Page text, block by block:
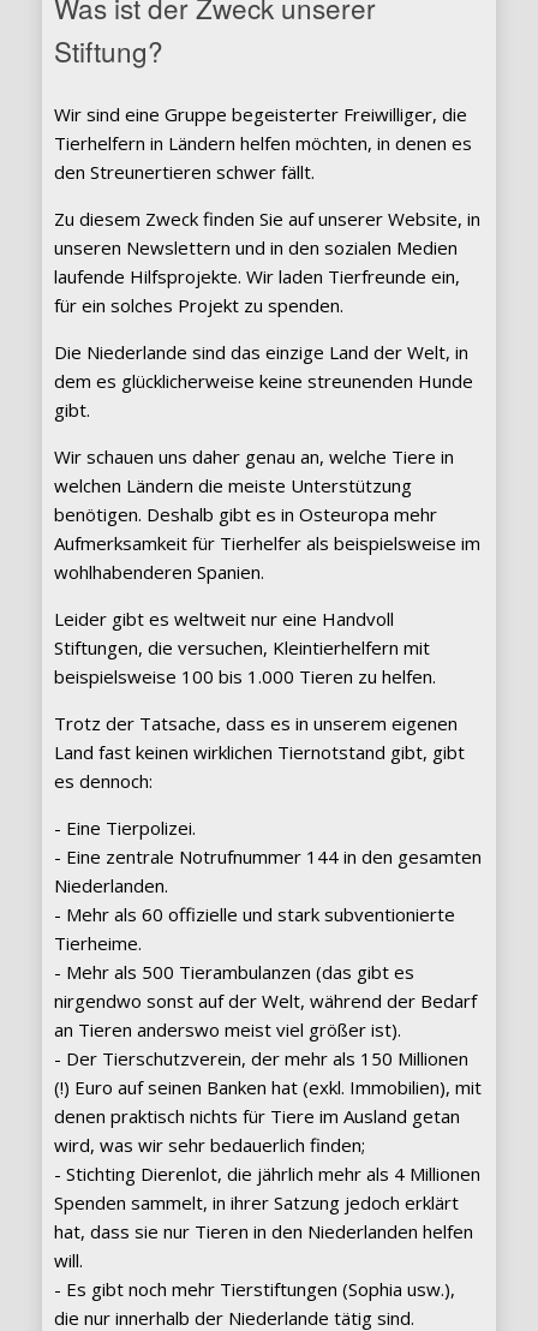
Stiftung?
Wir sind eine Gruppe begeisterter Freiwilliger, die
Tierhelfern in Ländern helfen möchten, in denen es
den Streunertieren schwer fällt.
Zu diesem Zweck finden Sie auf unserer Website, in
unseren Newslettern und in den sozialen Medien
laufende Hilfsprojekte. Wir laden Tierfreunde ein,
für ein solches Projekt zu spenden.
Die Niederlande sind das einzige Land der Welt, in
dem es glücklicherweise keine streunenden Hunde
gibt.
Wir schauen uns daher genau an, welche Tiere in
welchen Ländern die meiste Unterstützung
benötigen. Deshalb gibt es in Osteuropa mehr
Aufmerksamkeit für Tierhelfer als beispielsweise im
wohlhabenderen Spanien.
Leider gibt es weltweit nur eine Handvoll
Stiftungen, die versuchen, Kleintierhelfern mit
beispielsweise 100 bis 1.000 Tieren zu helfen.
Trotz der Tatsache, dass es in unserem eigenen
Land fast keinen wirklichen Tiernotstand gibt, gibt
es dennoch:
- Eine Tierpolizei.
- Eine zentrale Notrufnummer 144 in den gesamten
Niederlanden.
- Mehr als 60 offizielle und stark subventionierte
Tierheime.
- Mehr als 500 Tierambulanzen (das gibt es
nirgendwo sonst auf der Welt, während der Bedarf
an Tieren anderswo meist viel größer ist).
- Der Tierschutzverein, der mehr als 150 Millionen
(!) Euro auf seinen Banken hat (exkl. Immobilien), mit
denen praktisch nichts für Tiere im Ausland getan
wird, was wir sehr bedauerlich finden;
- Stichting Dierenlot, die jährlich mehr als 4 Millionen
Spenden sammelt, in ihrer Satzung jedoch erklärt
hat, dass sie nur Tieren in den Niederlanden helfen
will.
- Es gibt noch mehr Tierstiftungen (Sophia usw.),
die nur innerhalb der Niederlande tätig sind.